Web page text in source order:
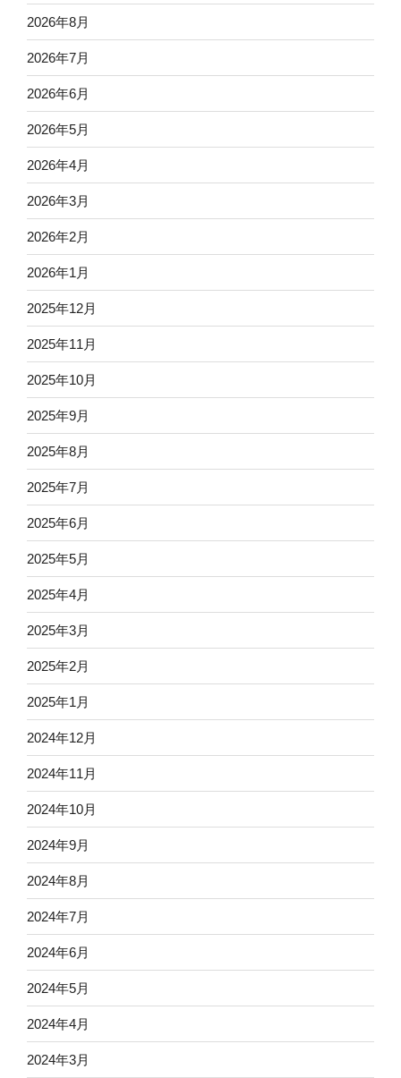
2026年8月
2026年7月
2026年6月
2026年5月
2026年4月
2026年3月
2026年2月
2026年1月
2025年12月
2025年11月
2025年10月
2025年9月
2025年8月
2025年7月
2025年6月
2025年5月
2025年4月
2025年3月
2025年2月
2025年1月
2024年12月
2024年11月
2024年10月
2024年9月
2024年8月
2024年7月
2024年6月
2024年5月
2024年4月
2024年3月